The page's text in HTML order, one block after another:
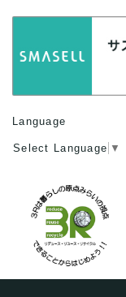
Language
Select Language ▼